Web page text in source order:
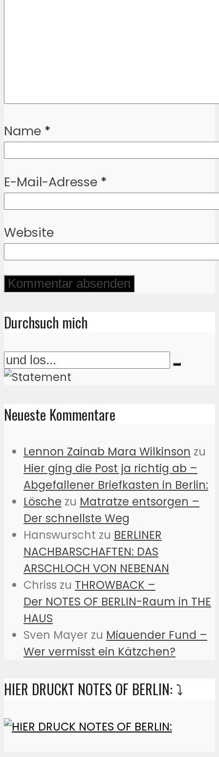
Name *
E-Mail-Adresse *
Website
Durchsuch mich
Neueste Kommentare
Lennon Zainab Mara Wilkinson zu
Hier ging die Post ja richtig ab –
Abgefallener Briefkasten in Berlin:
Lösche zu Matratze entsorgen –
Der schnellste Weg
Hanswurscht zu BERLINER
NACHBARSCHAFTEN: DAS
ARSCHLOCH VON NEBENAN
Chriss zu THROWBACK –
Der NOTES OF BERLIN-Raum in THE
HAUS
Sven Mayer zu Miauender Fund –
Wer vermisst ein Kätzchen?
HIER DRUCKT NOTES OF BERLIN: ⤵️